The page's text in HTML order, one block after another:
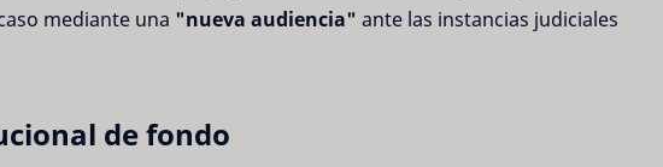
mediante una "nueva audiencia" ante las instancias judiciales
de fondo